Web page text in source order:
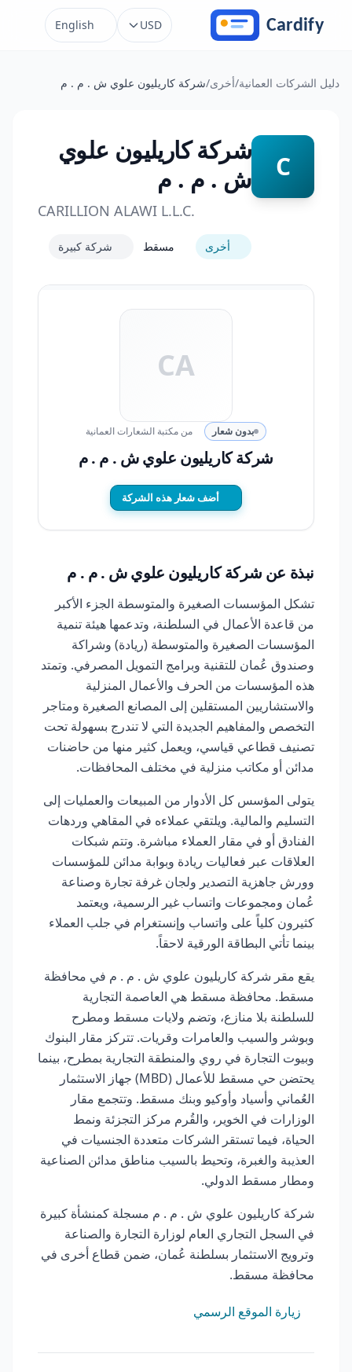
USD
English
دليل الشركات العمانية/أخرى/شركة كاريليون علوي ش . م . م
C
شركة كاريليون علوي
ش . م . م
CARILLION ALAWI L.L.C.
أخرى مسقط شركة كبيرة
CA
بدون شعار من مكتبة الشعارات العمانية
شركة كاريليون علوي ش . م . م
أضف شعار هذه الشركة
نبذة عن شركة كاريليون علوي ش . م . م
تشكل المؤسسات الصغيرة والمتوسطة الجزء الأكبر
من قاعدة الأعمال في السلطنة، وتدعمها هيئة تنمية
المؤسسات الصغيرة والمتوسطة (ريادة) وشراكة
وصندوق عُمان للتقنية وبرامج التمويل المصرفي. وتمتد
هذه المؤسسات من الحرف والأعمال المنزلية
والاستشاريين المستقلين إلى المصانع الصغيرة ومتاجر
التخصص والمفاهيم الجديدة التي لا تندرج بسهولة تحت
تصنيف قطاعي قياسي، ويعمل كثير منها من حاضنات
مدائن أو مكاتب منزلية في مختلف المحافظات.
يتولى المؤسس كل الأدوار من المبيعات والعمليات إلى
التسليم والمالية. ويلتقي عملاءه في المقاهي وردهات
الفنادق أو في مقار العملاء مباشرة. وتتم شبكات
العلاقات عبر فعاليات ريادة وبوابة مدائن للمؤسسات
وورش جاهزية التصدير ولجان غرفة تجارة وصناعة
عُمان ومجموعات واتساب غير الرسمية، ويعتمد
كثيرون كلياً على واتساب وإنستغرام في جلب العملاء
بينما تأتي البطاقة الورقية لاحقاً.
يقع مقر شركة كاريليون علوي ش . م . م في محافظة
مسقط. محافظة مسقط هي العاصمة التجارية
للسلطنة بلا منازع، وتضم ولايات مسقط ومطرح
وبوشر والسيب والعامرات وقريات. تتركز مقار البنوك
وبيوت التجارة في روي والمنطقة التجارية بمطرح، بينما
يحتضن حي مسقط للأعمال (MBD) جهاز الاستثمار
العُماني وأسياد وأوكيو وبنك مسقط. وتتجمع مقار
الوزارات في الخوير، والقُرم مركز التجزئة ونمط
الحياة، فيما تستقر الشركات متعددة الجنسيات في
العذيبة والغبرة، وتحيط بالسيب مناطق مدائن الصناعية
ومطار مسقط الدولي.
شركة كاريليون علوي ش . م . م مسجلة كمنشأة كبيرة
في السجل التجاري العام لوزارة التجارة والصناعة
وترويج الاستثمار بسلطنة عُمان، ضمن قطاع أخرى في
محافظة مسقط.
زيارة الموقع الرسمي